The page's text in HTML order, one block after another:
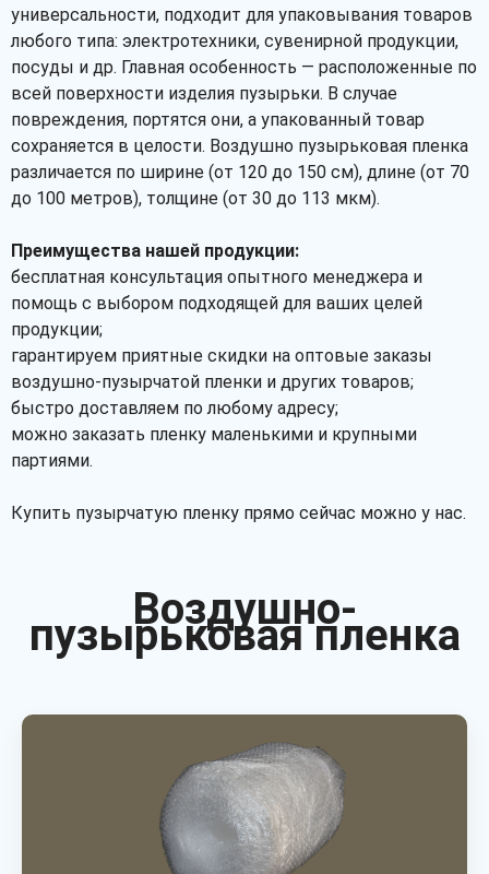
универсальности, подходит для упаковывания товаров
любого типа: электротехники, сувенирной продукции,
посуды и др. Главная особенность — расположенные по
всей поверхности изделия пузырьки. В случае
повреждения, портятся они, а упакованный товар
сохраняется в целости. Воздушно пузырьковая пленка
различается по ширине (от 120 до 150 см), длине (от 70
до 100 метров), толщине (от 30 до 113 мкм).
Преимущества нашей продукции:
бесплатная консультация опытного менеджера и
помощь с выбором подходящей для ваших целей
продукции;
гарантируем приятные скидки на оптовые заказы
воздушно-пузырчатой пленки и других товаров;
быстро доставляем по любому адресу;
можно заказать пленку маленькими и крупными
партиями.
Купить пузырчатую пленку прямо сейчас можно у нас.
Воздушно-
пузырьковая пленка